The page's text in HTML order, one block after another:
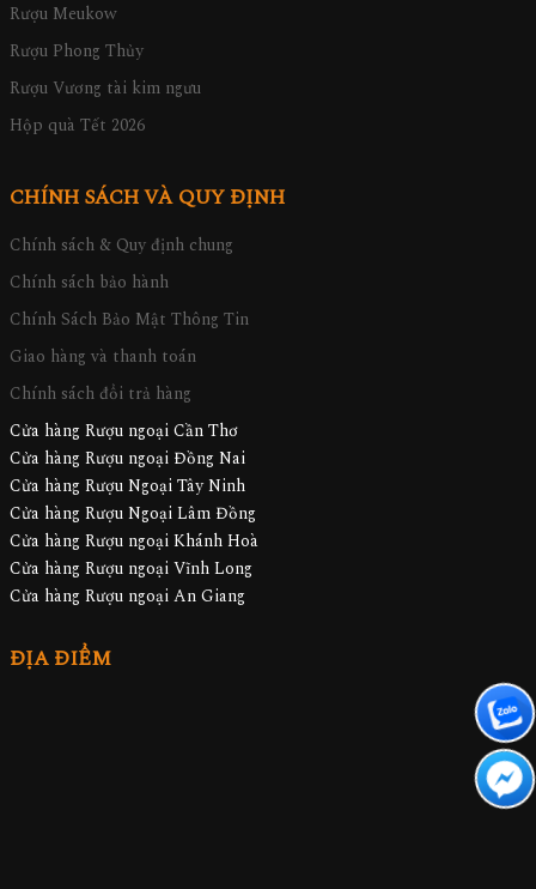
Rượu Meukow
Rượu Phong Thủy
Rượu Vương tài kim ngưu
Hộp quà Tết 2026
CHÍNH SÁCH VÀ QUY ĐỊNH
Chính sách & Quy định chung
Chính sách bảo hành
Chính Sách Bảo Mật Thông Tin
Giao hàng và thanh toán
Chính sách đổi trả hàng
Cửa hàng Rượu ngoại Cần Thơ
Cửa hàng Rượu ngoại Đồng Nai
Cửa hàng Rượu Ngoại Tây Ninh
Cửa hàng Rượu Ngoại Lâm Đồng
Cửa hàng Rượu ngoại Khánh Hoà
Cửa hàng Rượu ngoại Vĩnh Long
Cửa hàng Rượu ngoại An Giang
ĐỊA ĐIỂM